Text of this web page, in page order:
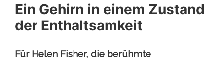
Ein Gehirn in einem Zustand
der Enthaltsamkeit
Für Helen Fisher, die berühmte